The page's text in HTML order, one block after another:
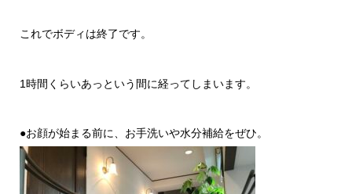
これでボディは終了です。
1時間くらいあっという間に経ってしまいます。
●お顔が始まる前に、お手洗いや水分補給をぜひ。